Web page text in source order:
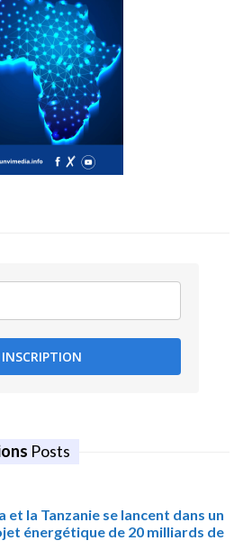
INSCRIPTION
Posts
et la Tanzanie se lancent dans un
énergétique de 20 milliards de